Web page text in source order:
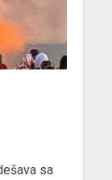
sa